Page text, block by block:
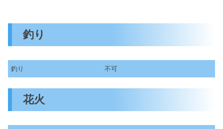
釣り
釣り 不可
花火